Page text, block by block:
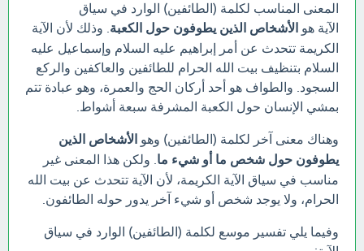
المعنى المناسب لكلمة (الطائفين) الوارد في سياق
الآية هو الأشخاص الذين يطوفون حول الكعبة . وذلك لأن الآية
الكريمة تتحدث عن أمر إبراهيم عليه السلام وإسماعيل عليه
السلام بتنظيف بيت الله الحرام للطائفين والعاكفين والركع
السجود. والطواف هو أحد أركان الحج والعمرة، وهو عبادة تتم
بمشي الإنسان حول الكعبة المشرفة سبعة أشواط.
وهناك معنى آخر لكلمة (الطائفين) وهو الأشخاص الذين
يطوفون حول شخص ما أو شيء ما . ولكن هذا المعنى غير
مناسب في سياق الآية الكريمة، لأن الآية تتحدث عن بيت الله
الحرام، ولا يوجد شخص أو شيء آخر يدور حوله الطائفون.
وفيما يلي تفسير موسع لكلمة (الطائفين) الوارد في سياق